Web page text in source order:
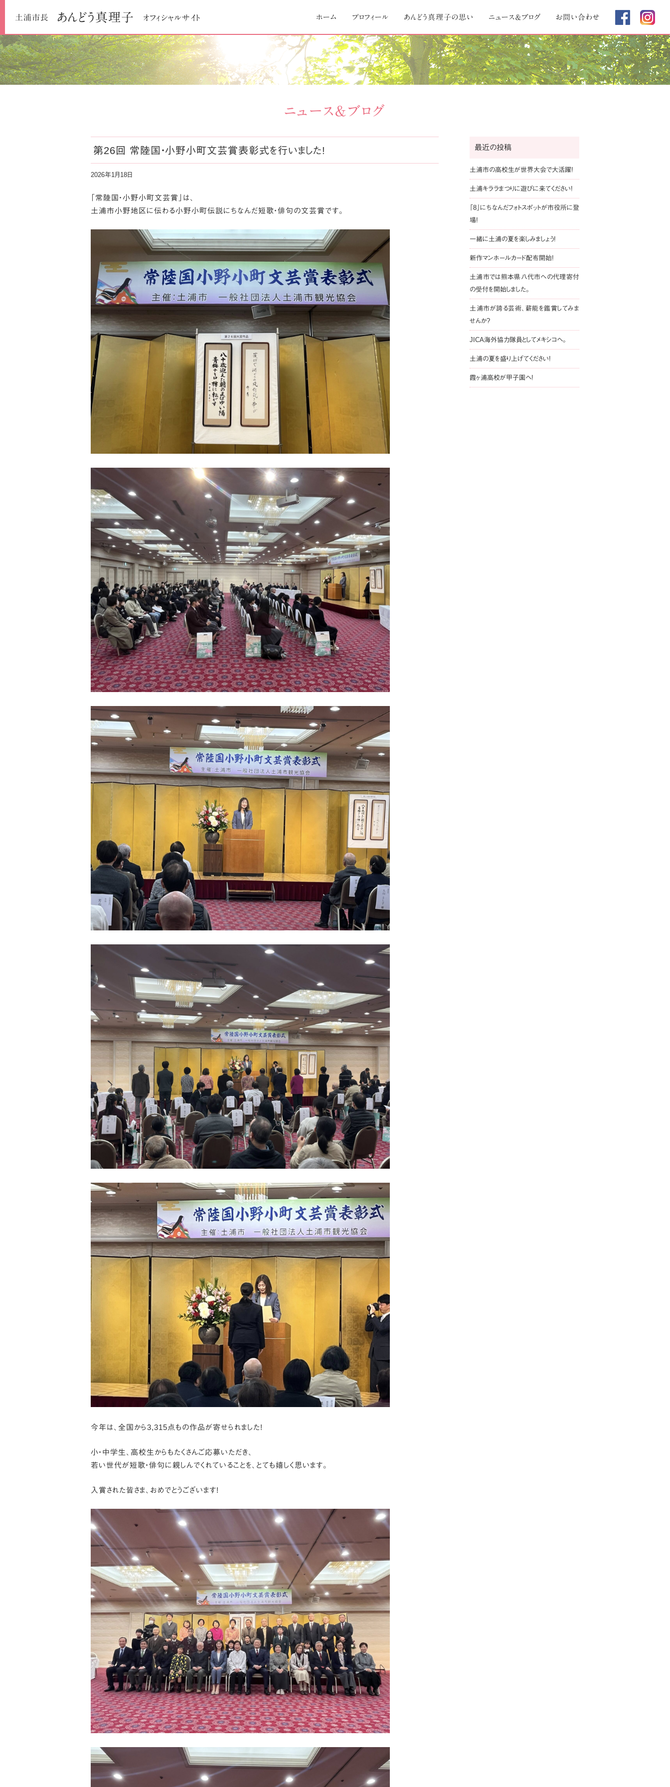
土浦市長 あんどう真理子 オフィシャルサイト
to
ホーム プロフィール あんどう真理子の思い ニュース＆ブログ お問い合わせ
ニュース＆ブログ
第26回 常陸国・小野小町文芸賞表彰式を行いました!
2026年1月18日
「常陸国・小野小町文芸賞」は、
土浦市小野地区に伝わる小野小町伝説にちなんだ短歌・俳句の文芸賞です。
今年は、全国から3,315点もの作品が寄せられました!
小・中学生、高校生からもたくさんご応募いただき、
若い世代が短歌・俳句に親しんでくれていることを、とても嬉しく思います。
入賞された皆さま、おめでとうございます!
最近の投稿
土浦市の高校生が世界大会で大活躍!
土浦キララまつりに遊びに来てください!
「8」にちなんだフォトスポットが市役所に登
場!
一緒に土浦の夏を楽しみましょう!
新作マンホールカード配布開始!
土浦市では熊本県八代市への代理寄付
の受付を開始しました。
土浦市が誇る芸術、薪能を鑑賞してみま
せんか?
JICA海外協力隊員としてメキシコへ。
土浦の夏を盛り上げてください!
霞ヶ浦高校が甲子園へ!